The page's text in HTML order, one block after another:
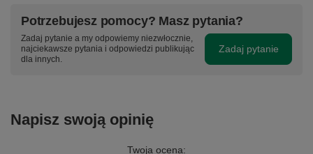
Potrzebujesz pomocy? Masz pytania?
Zadaj pytanie a my odpowiemy niezwłocznie,
najciekawsze pytania i odpowiedzi publikując
dla innych.
Zadaj pytanie
Napisz swoją opinię
Twoja ocena: